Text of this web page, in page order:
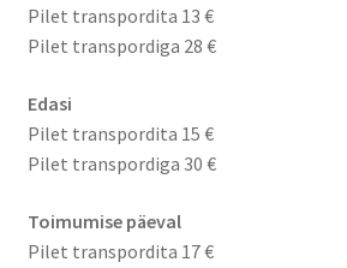
Pilet transpordita 13 €
Pilet transpordiga 28 €
Edasi
Pilet transpordita 15 €
Pilet transpordiga 30 €
Toimumise päeval
Pilet transpordita 17 €